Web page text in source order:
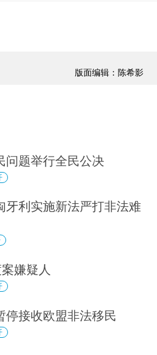
版面编辑：陈希影
问题举行全民公决
牙利实施新法严打非法难
嫌疑人
停接收欧盟非法移民